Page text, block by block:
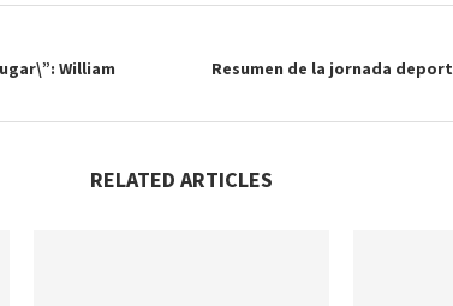
William
Resumen de la jornada
RELATED ARTICLES